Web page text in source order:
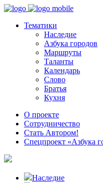
Тематики
Наследие
Азбука городов
Маршруты
Таланты
Календарь
Слово
Братья
Кухня
О проекте
Сотрудничество
Стать Автором!
Спецпроект «Азбука
Наследие